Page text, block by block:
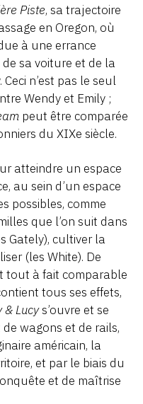
Piste, sa trajectoire
en Oregon, où
à une errance
sa voiture et de la
n’est pas le seul
Wendy et Emily ;
peut être comparée
du XIXe siècle.
atteindre un espace
au sein d’un espace
possibles, comme
que l’on suit dans
Gately), cultiver la
(les White). De
tout à fait comparable
tous ses effets,
& Lucys’ouvre et se
wagons et de rails,
américain, la
et par le biais du
et de maîtrise